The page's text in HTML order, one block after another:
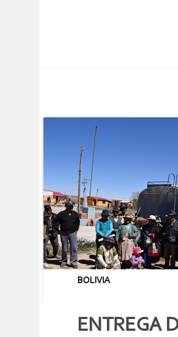
BOLIVIA
ENTREGA